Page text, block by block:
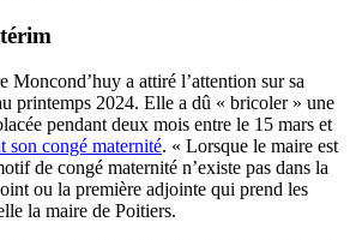
Moncond’huy a attiré l’attention sur sa
printemps 2024. Elle a dû « bricoler » une
pendant deux mois entre le 15 mars et
son congé maternité. « Lorsque le maire est
de congé maternité n’existe pas dans la
ou la première adjointe qui prend les
la maire de Poitiers.